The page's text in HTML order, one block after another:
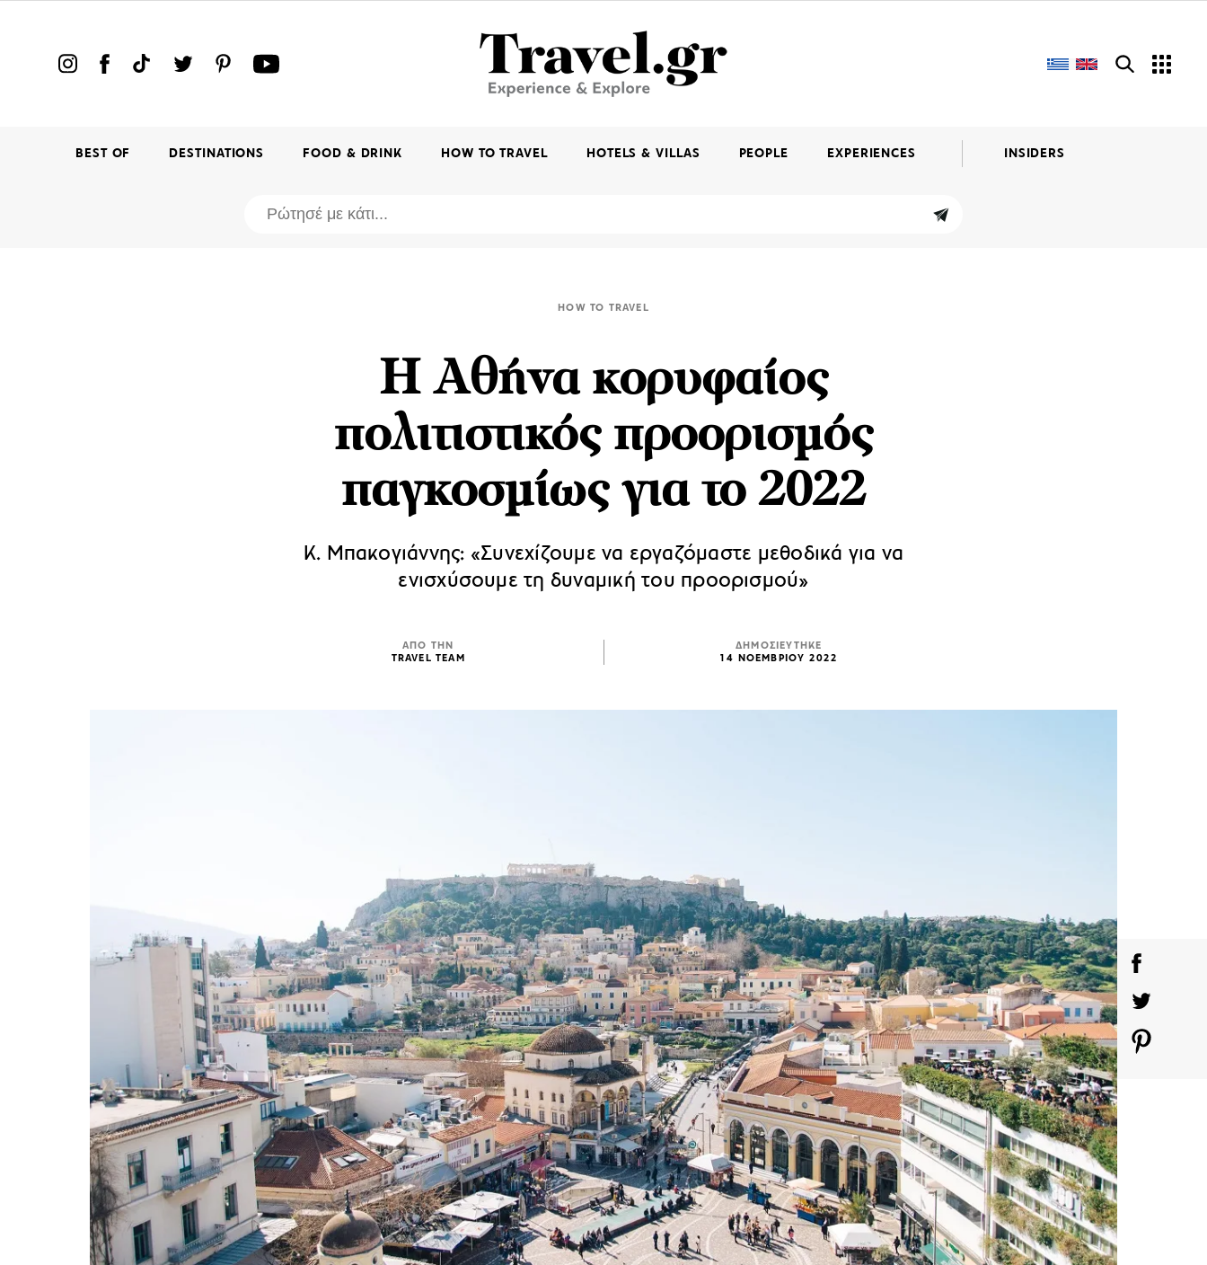
BEST OF DESTINATIONS FOOD & DRINK HOW TO TRAVEL HOTELS & VILLAS PEOPLE EXPERIENCES INSIDERS
HOW TO TRAVEL
H Aθήνα κορυφαίος
πολιτιστικός προορισμός
παγκοσμίως για το 2022
Κ. Μπακογιάννης: «Συνεχίζουμε να εργαζόμαστε μεθοδικά για να
ενισχύσουμε τη δυναμική του προορισμού»
ΑΠΟ ΤΗΝ
TRAVEL TEAM
ΔΗΜΟΣΙΕΥΤΗΚΕ
14 ΝΟΕΜΒΡΙΟΥ 2022